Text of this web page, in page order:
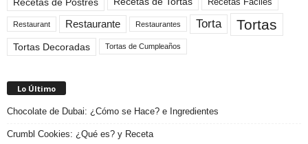
Restaurant Restaurante Restaurantes Torta Tortas
Tortas Decoradas Tortas de Cumpleaños
Lo Último
Chocolate de Dubai: ¿Cómo se Hace? e Ingredientes
Crumbl Cookies: ¿Qué es? y Receta